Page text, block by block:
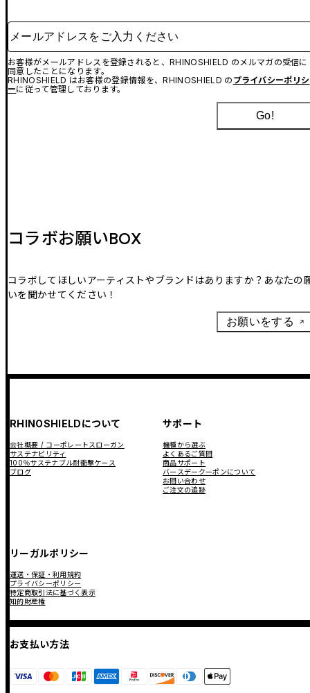
メールアドレスをご入力ください
お客様がメールアドレスを登録されると、RHINOSHIELD のメルマガの受信に
同意したことになります。
RHINOSHIELD はお客様の登録情報を、RHINOSHIELD の プライバシーポリシ
ーに従って管理しております。
Go!
コラボお願いBOX
コラボしてほしいアーティストやブランドはありますか？あなたの
いを聞かせてください！
お願いをする
RHINOSHIELDについて
会社概要 / コーポレートスローガン
サステナビリティ
100％サステナブル耐衝撃ケース
ブログ
サポート
機種から選ぶ
よくあるご質問
商品サポート
バースデークーポンについて
お問い合わせ
ご注文の追跡
リーガルポリシー
運送・保証・利用規約
プライバシーポリシー
特定商取引法に基づく表示
知的財産権
お支払い方法